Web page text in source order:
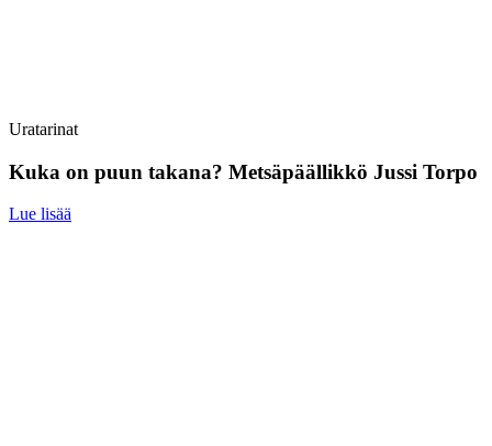
Uratarinat
Kuka on puun takana? Metsäpäällikkö Jussi Torpo
Lue lisää